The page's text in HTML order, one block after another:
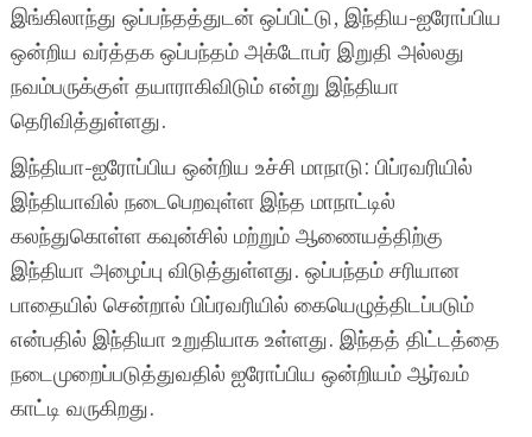
இங்கிலாந்து ஒப்பந்தத்துடன் ஒப்பிட்டு, இந்திய-ஐரோப்பிய
ஒன்றிய வர்த்தக ஒப்பந்தம் அக்டோபர் இறுதி அல்லது
நவம்பருக்குள் தயாராகிவிடும் என்று இந்தியா
தெரிவித்துள்ளது.
இந்தியா-ஐரோப்பிய ஒன்றிய உச்சி மாநாடு: பிப்ரவரியில்
இந்தியாவில் நடைபெறவுள்ள இந்த மாநாட்டில்
கலந்துகொள்ள கவுன்சில் மற்றும் ஆணையத்திற்கு
இந்தியா அழைப்பு விடுத்துள்ளது. ஒப்பந்தம் சரியான
பாதையில் சென்றால் பிப்ரவரியில் கையெழுத்திடப்படும்
என்பதில் இந்தியா உறுதியாக உள்ளது. இந்தத் திட்டத்தை
நடைமுறைப்படுத்துவதில் ஐரோப்பிய ஒன்றியம் ஆர்வம்
காட்டி வருகிறது.